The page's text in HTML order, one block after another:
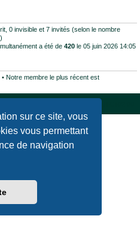
sur ce site, vous
vous permettant
de navigation
0 invisible et 7 invités (selon le nombre
a été de 420 le 05 juin 2026 14:05
Notre membre le plus récent est
officielle© Qiaeru
|Conditions